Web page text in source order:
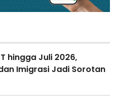
hingga Juli 2026,
Imigrasi Jadi Sorotan